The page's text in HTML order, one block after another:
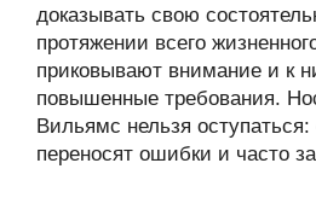
доказывать свою
протяжении всего
приковывают внимание и к
повышенные требования.
Вильямс нельзя
переносят ошибки и часто